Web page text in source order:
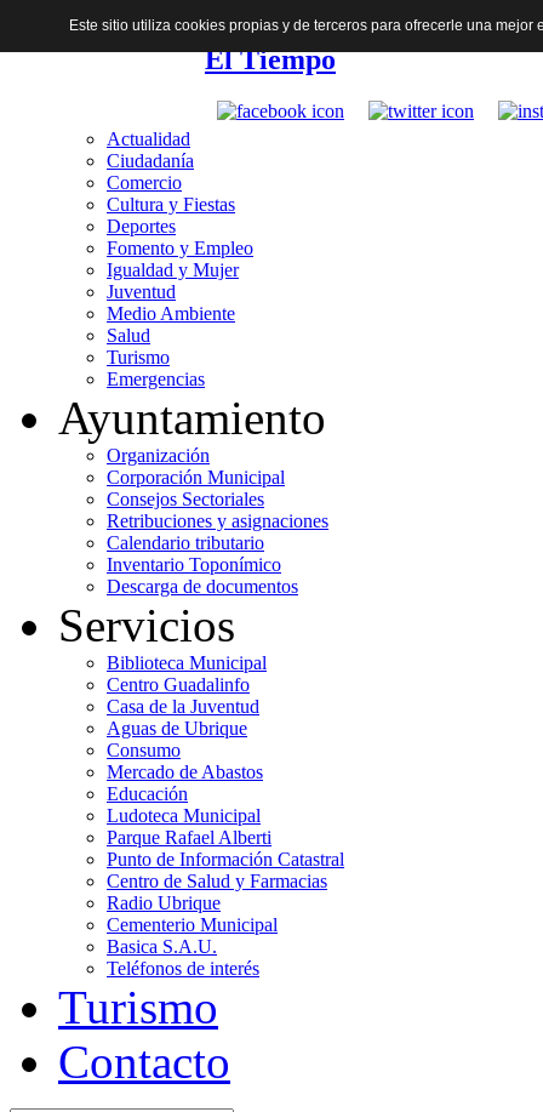
El Tiempo
Actualidad
Ciudadanía
Comercio
Cultura y Fiestas
Deportes
Fomento y Empleo
Igualdad y Mujer
Juventud
Medio Ambiente
Salud
Turismo
Emergencias
Ayuntamiento
Organización
Corporación Municipal
Consejos Sectoriales
Retribuciones y asignaciones
Calendario tributario
Inventario Toponímico
Descarga de documentos
Servicios
Biblioteca Municipal
Centro Guadalinfo
Casa de la Juventud
Aguas de Ubrique
Consumo
Mercado de Abastos
Educación
Ludoteca Municipal
Parque Rafael Alberti
Punto de Información Catastral
Centro de Salud y Farmacias
Radio Ubrique
Cementerio Municipal
Basica S.A.U.
Teléfonos de interés
Turismo
Contacto
Este sitio utiliza cookies propias y de terceros para ofrecerle una